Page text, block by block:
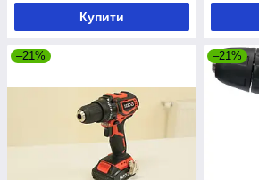
Купити
–21% –21%